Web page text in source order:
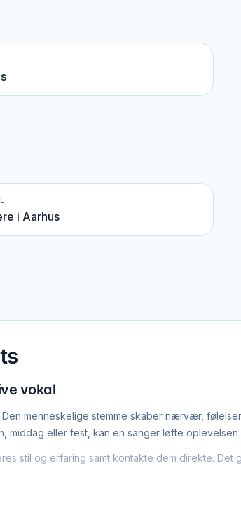
i Aarhus
vokal
menneskelige stemme skaber nærvær,
middag eller fest, kan en sanger løfte
stil og erfaring samt kontakte dem direkte. Det